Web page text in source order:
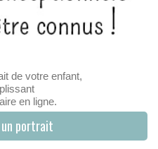
de votre enfant,
en ligne.
un portrait